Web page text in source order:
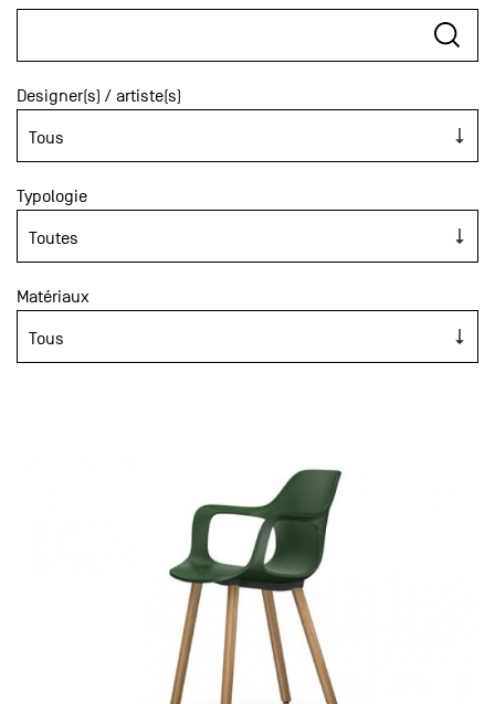
Designer(s) / artiste(s)
Typologie
Matériaux